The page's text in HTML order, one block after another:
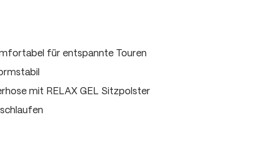
für entspannte Touren
mit RELAX GEL Sitzpolster